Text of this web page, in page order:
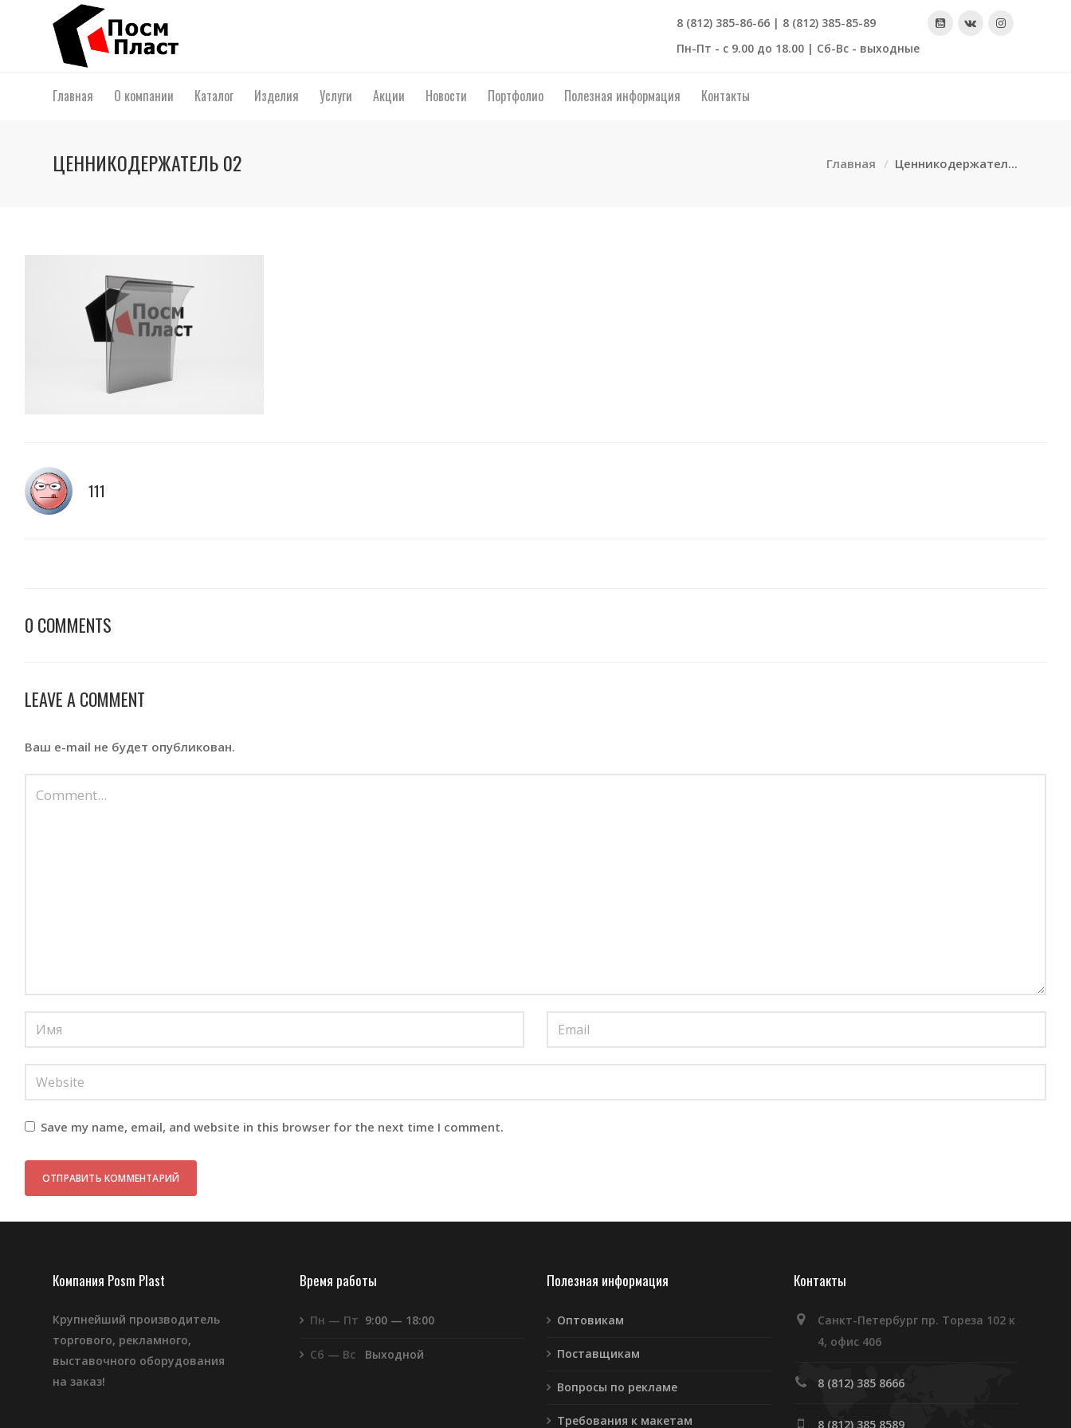
8 (812) 385-86-66 | 8 (812) 385-85-89
Пн-Пт - с 9.00 до 18.00 | Сб-Вс - выходные
Главная О компании Каталог Изделия Услуги Акции Новости Портфолио Полезная информация Контакты
ЦЕННИКОДЕРЖАТЕЛЬ 02 Главная Ценникодержател...
111
0 COMMENTS
LEAVE A COMMENT
Ваш e-mail не будет опубликован.
Save my name, email, and website in this browser for the next time I comment.
Компания Posm Plast
Крупнейший производитель
торгового, рекламного,
выставочного оборудования
на заказ!
Время работы
Пн — Пт 9:00 — 18:00
Сб — Вс Выходной
Полезная информация
Оптовикам
Поставщикам
Вопросы по рекламе
Требования к макетам
Контакты
Санкт-Петербург пр. Тореза 102 к
4, офис 406
8 (812) 385 8666
8 (812) 385 8589